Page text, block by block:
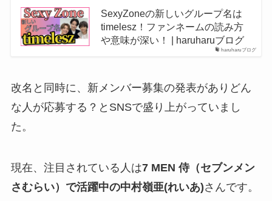
haruharuブログ
SexyZoneの新しいグループ名は
timelesz！ファンネームの読み方
や意味が深い！ | haruharuブログ
改名と同時に、新メンバー募集の発表がありどん
な人が応募する？とSNSで盛り上がっていまし
た。
現在、注目されている人は7 MEN 侍（セブンメン
さむらい）で活躍中の中村嶺亜(れいあ)さんです。